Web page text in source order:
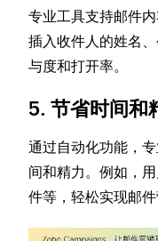
专业工具支持邮件
插入收件人的姓名
与度和打开率。
5. 节省时间和
通过自动化功能，
间和精力。例如，
件等，轻松实现邮件